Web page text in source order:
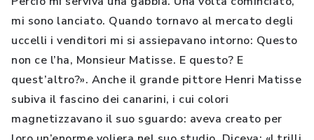
mi sono lanciato. Quando tornavo al mercato degli
uccelli i venditori mi si assiepavano intorno: Questo
non ce l’ha, Monsieur Matisse. E questo? E
quest’altro?». Anche il grande pittore Henri Matisse
subiva il fascino dei canarini, i cui colori
magnetizzavano il suo sguardo: aveva creato per